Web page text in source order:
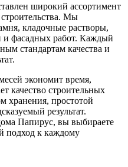
широкий ассортимент
Мы
кладочные растворы,
и фасадных работ. Каждый
стандартам качества и
экономит время,
качество строительных
хранения, простотой
результат.
Папирус, вы выбираете
подход к каждому